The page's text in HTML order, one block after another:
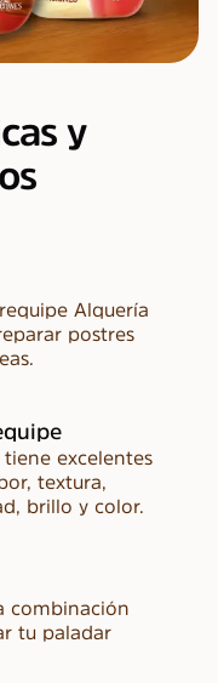
y
Alquería
postres
excelentes
textura,
brillo y color.
combinación
tu paladar